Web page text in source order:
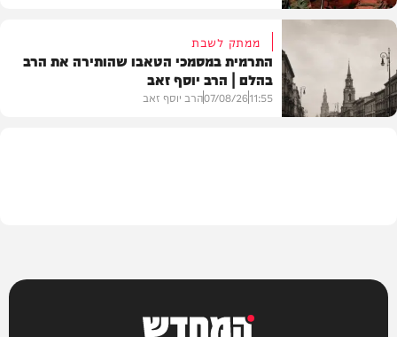
דעות
ממתק לשבת
התרמית במסמכי הטאבו שהותירה את הרב
בהלם | הרב יוסף זאב
11:55
07/08/26הרב יוסף זאב
המחדש